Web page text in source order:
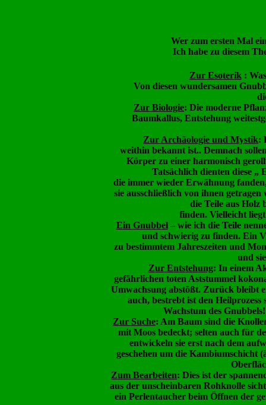
Wer zum ersten Mal
Ich habe zu diesem
Zur Esoterik:
Von diesen wundersamen
Zur Biologie: Die moderne
Baumkallus, Entstehung
Zur Archäologie und Mystik:
weithin bekannt ist.. Demnach
Körper zu einer harmonisch
Tatsächlich dienten diese „
die immer wieder Erwähnung
sie ausschließlich von ihnen
die Teile aus Holz
finden. Vielleicht
Ein Gnubbel– wie ich die Teile
und schwierig zu finden. Ein
zu bestimmtem Jahreszeiten und
und
Zur Entstehung: In einem
gefährlichen toten Aststummel
Umwachsung abstößt. Zurück bleibt
auch, bestrebt ist den Heilprozess
Wachstum des
Zur Suche: Am Baum sind die
mit Moos bedeckt; selten auch für
entwickeln sie erst nach dem
geschehen um die Kambiumschicht
Zum Bearbeiten: Dies ist der
aus der unscheinbaren Rohknolle
ein Perlentaucher beim Öffnen der